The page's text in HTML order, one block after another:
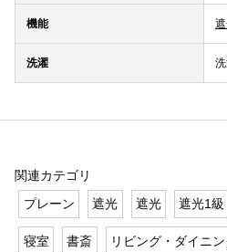
機能
洗濯
関連カテゴリ
プレーン
遮光 遮光 遮光1級
寝室 書斎 リビング・ダイニ